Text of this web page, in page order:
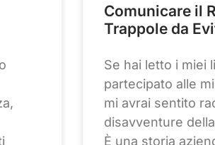
Comunicare il
Trappole da
Se hai letto i miei
partecipato alle
mi avrai sentito
disavventure
È una storia